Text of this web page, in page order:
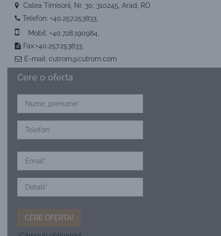
Calea Timisorii, Nr. 30, 310245, Arad, RO
Telefon: +40.257.253833
Mobil: +40.728.190984
Fax:+40.257.253833,
E-mail: cutrom@cutrom.com
Cere o oferta